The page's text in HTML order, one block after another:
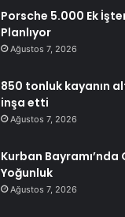
Porsche 5.000 Ek
Planlıyor
Ağustos 7, 2026
850 tonluk kayanın
inşa etti
Ağustos 7, 2026
Kurban
Yoğunluk
Ağustos 7, 2026